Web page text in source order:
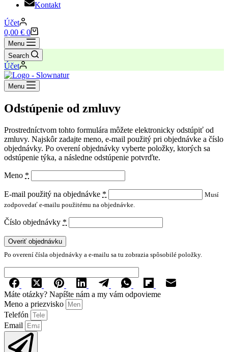
Kontakt
Účet
Nákupný
košík
0,00 € 0
Menu
Search
Účet
Menu
Odstúpenie od zmluvy
Prostredníctvom tohto formulára môžete elektronicky odstúpiť od
zmluvy. Najskôr zadajte meno, e-mail použitý pri objednávke a číslo
objednávky. Po overení objednávky vyberte položky, ktorých sa
odstúpenie týka, a následne odstúpenie potvrďte.
Meno *
E-mail použitý na objednávke *
Musí
zodpovedať e-mailu použitému na objednávke.
Číslo objednávky *
Overiť objednávku
Po overení čísla objednávky a e-mailu sa tu zobrazia spôsobilé položky.
Máte otázky? Napíšte nám a my vám odpovieme
Meno a priezvisko
Telefón
Email